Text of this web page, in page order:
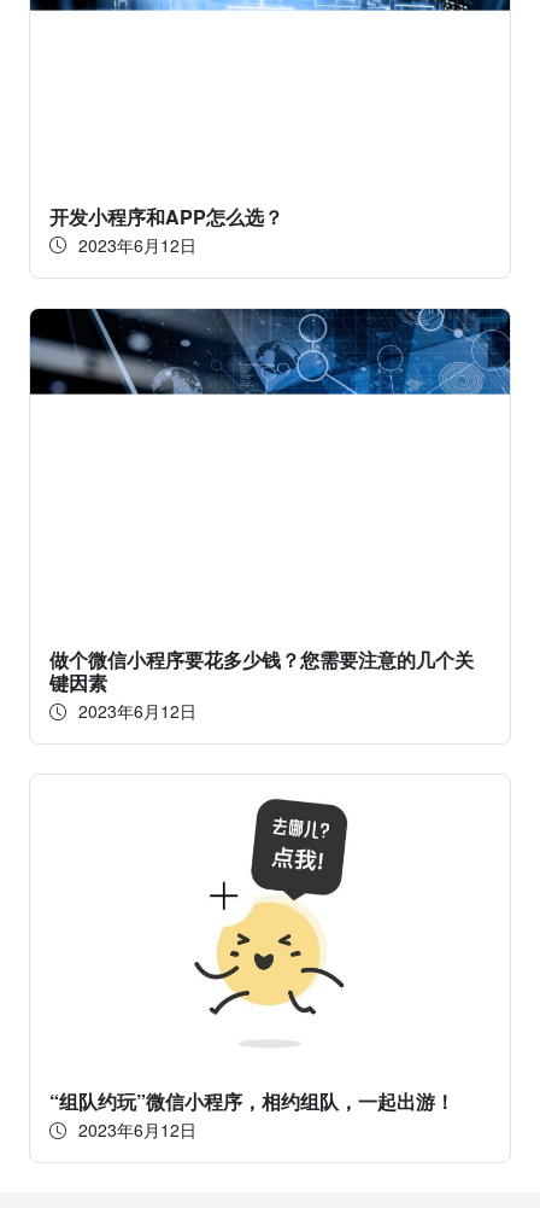
开发小程序和APP怎么选？
2023年6月12日
做个微信小程序要花多少钱？您需要注意的几个关
键因素
2023年6月12日
“组队约玩”微信小程序，相约组队，一起出游！
2023年6月12日